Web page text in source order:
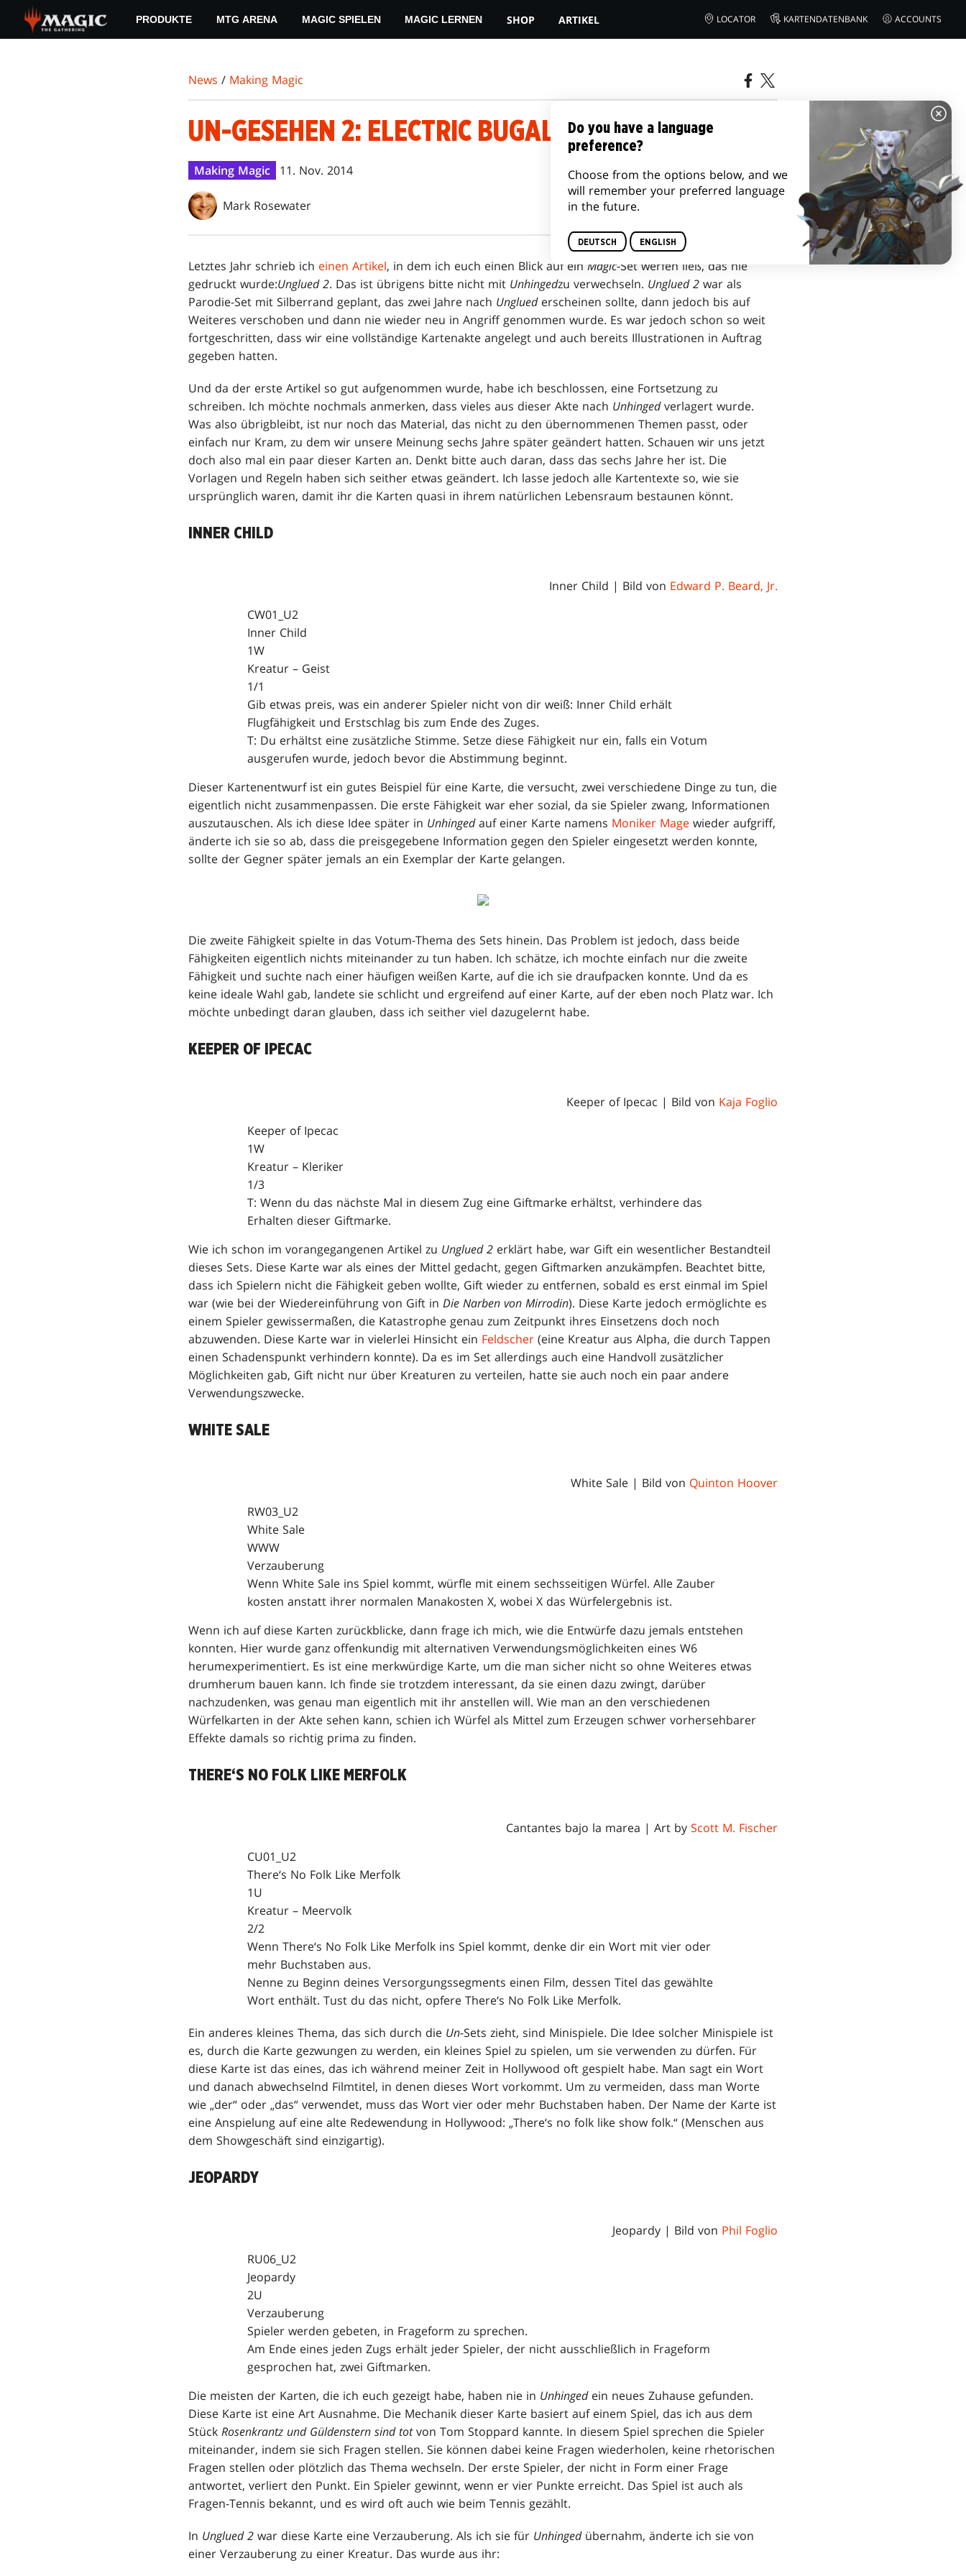
main
PRODUKTE MTG ARENA MAGIC SPIELEN MAGIC LERNEN SHOP ARTIKEL LOCATOR KARTENDATENBANK ACCOUNTS
News / Making Magic
UN-GESEHEN 2: ELECTRIC BUGALOO
Making Magic 11. Nov. 2014
Mark Rosewater
Letztes Jahr schrieb ich einen Artikel, in dem ich euch einen Blick auf ein Magic-Set werfen ließ, das nie
gedruckt wurde:Unglued 2. Das ist übrigens bitte nicht mit Unhingedzu verwechseln. Unglued 2 war als
Parodie-Set mit Silberrand geplant, das zwei Jahre nach Ungluederscheinen sollte, dann jedoch bis auf
Weiteres verschoben und dann nie wieder neu in Angriff genommen wurde. Es war jedoch schon so weit
fortgeschritten, dass wir eine vollständige Kartenakte angelegt und auch bereits Illustrationen in Auftrag
gegeben hatten.
Und da der erste Artikel so gut aufgenommen wurde, habe ich beschlossen, eine Fortsetzung zu
schreiben. Ich möchte nochmals anmerken, dass vieles aus dieser Akte nach Unhingedverlagert wurde.
Was also übrigbleibt, ist nur noch das Material, das nicht zu den übernommenen Themen passt, oder
einfach nur Kram, zu dem wir unsere Meinung sechs Jahre später geändert hatten. Schauen wir uns jetzt
doch also mal ein paar dieser Karten an. Denkt bitte auch daran, dass das sechs Jahre her ist. Die
Vorlagen und Regeln haben sich seither etwas geändert. Ich lasse jedoch alle Kartentexte so, wie sie
ursprünglich waren, damit ihr die Karten quasi in ihrem natürlichen Lebensraum bestaunen könnt.
INNER CHILD
Inner Child | Bild von Edward P. Beard, Jr.
CW01_U2
Inner Child
1W
Kreatur – Geist
1/1
Gib etwas preis, was ein anderer Spieler nicht von dir weiß: Inner Child erhält
Flugfähigkeit und Erstschlag bis zum Ende des Zuges.
T: Du erhältst eine zusätzliche Stimme. Setze diese Fähigkeit nur ein, falls ein Votum
ausgerufen wurde, jedoch bevor die Abstimmung beginnt.
Dieser Kartenentwurf ist ein gutes Beispiel für eine Karte, die versucht, zwei verschiedene Dinge zu tun, die
eigentlich nicht zusammenpassen. Die erste Fähigkeit war eher sozial, da sie Spieler zwang, Informationen
auszutauschen. Als ich diese Idee später in Unhingedauf einer Karte namens Moniker Mage wieder aufgriff,
änderte ich sie so ab, dass die preisgegebene Information gegen den Spieler eingesetzt werden konnte,
sollte der Gegner später jemals an ein Exemplar der Karte gelangen.
Die zweite Fähigkeit spielte in das Votum-Thema des Sets hinein. Das Problem ist jedoch, dass beide
Fähigkeiten eigentlich nichts miteinander zu tun haben. Ich schätze, ich mochte einfach nur die zweite
Fähigkeit und suchte nach einer häufigen weißen Karte, auf die ich sie draufpacken konnte. Und da es
keine ideale Wahl gab, landete sie schlicht und ergreifend auf einer Karte, auf der eben noch Platz war. Ich
möchte unbedingt daran glauben, dass ich seither viel dazugelernt habe.
KEEPER OF IPECAC
Keeper of Ipecac | Bild von Kaja Foglio
Keeper of Ipecac
1W
Kreatur – Kleriker
1/3
T: Wenn du das nächste Mal in diesem Zug eine Giftmarke erhältst, verhindere das
Erhalten dieser Giftmarke.
Wie ich schon im vorangegangenen Artikel zu Unglued 2 erklärt habe, war Gift ein wesentlicher Bestandteil
dieses Sets. Diese Karte war als eines der Mittel gedacht, gegen Giftmarken anzukämpfen. Beachtet bitte,
dass ich Spielern nicht die Fähigkeit geben wollte, Gift wieder zu entfernen, sobald es erst einmal im Spiel
war (wie bei der Wiedereinführung von Gift in Die Narben von Mirrodin). Diese Karte jedoch ermöglichte es
einem Spieler gewissermaßen, die Katastrophe genau zum Zeitpunkt ihres Einsetzens doch noch
abzuwenden. Diese Karte war in vielerlei Hinsicht ein Feldscher (eine Kreatur aus Alpha, die durch Tappen
einen Schadenspunkt verhindern konnte). Da es im Set allerdings auch eine Handvoll zusätzlicher
Möglichkeiten gab, Gift nicht nur über Kreaturen zu verteilen, hatte sie auch noch ein paar andere
Verwendungszwecke.
WHITE SALE
White Sale | Bild von Quinton Hoover
RW03_U2
White Sale
WWW
Verzauberung
Wenn White Sale ins Spiel kommt, würfle mit einem sechsseitigen Würfel. Alle Zauber
kosten anstatt ihrer normalen Manakosten X, wobei X das Würfelergebnis ist.
Wenn ich auf diese Karten zurückblicke, dann frage ich mich, wie die Entwürfe dazu jemals entstehen
konnten. Hier wurde ganz offenkundig mit alternativen Verwendungsmöglichkeiten eines W6
herumexperimentiert. Es ist eine merkwürdige Karte, um die man sicher nicht so ohne Weiteres etwas
drumherum bauen kann. Ich finde sie trotzdem interessant, da sie einen dazu zwingt, darüber
nachzudenken, was genau man eigentlich mit ihr anstellen will. Wie man an den verschiedenen
Würfelkarten in der Akte sehen kann, schien ich Würfel als Mittel zum Erzeugen schwer vorhersehbarer
Effekte damals so richtig prima zu finden.
THERE‘S NO FOLK LIKE MERFOLK
Cantantes bajo la marea | Art by Scott M. Fischer
CU01_U2
There‘s No Folk Like Merfolk
1U
Kreatur – Meervolk
2/2
Wenn There‘s No Folk Like Merfolk ins Spiel kommt, denke dir ein Wort mit vier oder
mehr Buchstaben aus.
Nenne zu Beginn deines Versorgungssegments einen Film, dessen Titel das gewählte
Wort enthält. Tust du das nicht, opfere There‘s No Folk Like Merfolk.
Ein anderes kleines Thema, das sich durch die Un-Sets zieht, sind Minispiele. Die Idee solcher Minispiele ist
es, durch die Karte gezwungen zu werden, ein kleines Spiel zu spielen, um sie verwenden zu dürfen. Für
diese Karte ist das eines, das ich während meiner Zeit in Hollywood oft gespielt habe. Man sagt ein Wort
und danach abwechselnd Filmtitel, in denen dieses Wort vorkommt. Um zu vermeiden, dass man Worte
wie „der“ oder „das“ verwendet, muss das Wort vier oder mehr Buchstaben haben. Der Name der Karte ist
eine Anspielung auf eine alte Redewendung in Hollywood: „There‘s no folk like show folk.“ (Menschen aus
dem Showgeschäft sind einzigartig).
JEOPARDY
Jeopardy | Bild von Phil Foglio
RU06_U2
Jeopardy
2U
Verzauberung
Spieler werden gebeten, in Frageform zu sprechen.
Am Ende eines jeden Zugs erhält jeder Spieler, der nicht ausschließlich in Frageform
gesprochen hat, zwei Giftmarken.
Die meisten der Karten, die ich euch gezeigt habe, haben nie in Unhingedein neues Zuhause gefunden.
Diese Karte ist eine Art Ausnahme. Die Mechanik dieser Karte basiert auf einem Spiel, das ich aus dem
Stück Rosenkrantz und Güldenstern sind totvon Tom Stoppard kannte. In diesem Spiel sprechen die Spieler
miteinander, indem sie sich Fragen stellen. Sie können dabei keine Fragen wiederholen, keine rhetorischen
Fragen stellen oder plötzlich das Thema wechseln. Der erste Spieler, der nicht in Form einer Frage
antwortet, verliert den Punkt. Ein Spieler gewinnt, wenn er vier Punkte erreicht. Das Spiel ist auch als
Fragen-Tennis bekannt, und es wird oft auch wie beim Tennis gezählt.
In Unglued 2 war diese Karte eine Verzauberung. Als ich sie für Unhingedübernahm, änderte ich sie von
einer Verzauberung zu einer Kreatur. Das wurde aus ihr:
Do you have a language
preference?
Choose from the options below, and we
will remember your preferred language
in the future.
DEUTSCH ENGLISH